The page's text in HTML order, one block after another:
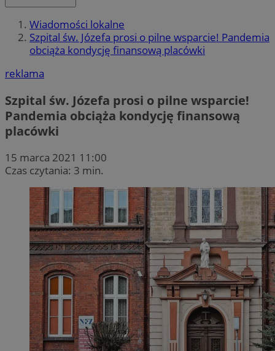
Wiadomości lokalne
Szpital św. Józefa prosi o pilne wsparcie! Pandemia
obciąża kondycję finansową placówki
reklama
Szpital św. Józefa prosi o pilne wsparcie!
Pandemia obciąża kondycję finansową
placówki
15 marca 2021 11:00
Czas czytania: 3 min.